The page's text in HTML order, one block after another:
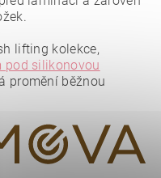
lifting kolekce,
pod silikonovou
promění běžnou